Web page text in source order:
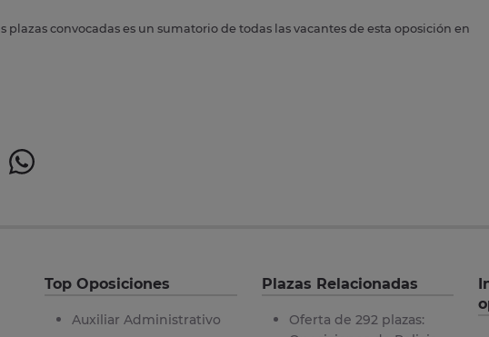
convocadas es un sumatorio de todas las vacantes de esta oposición en
Top Oposiciones
Auxiliar Administrativo
Plazas Relacionadas
Oferta de 292 plazas: